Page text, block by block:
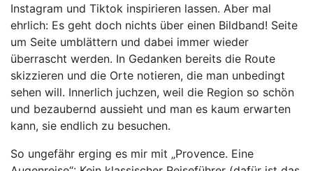
Instagram und Tiktok inspirieren lassen. Aber mal
ehrlich: Es geht doch nichts über einen Bildband! Seite
um Seite umblättern und dabei immer wieder
überrascht werden. In Gedanken bereits die Route
skizzieren und die Orte notieren, die man unbedingt
sehen will. Innerlich juchzen, weil die Region so schön
und bezaubernd aussieht und man es kaum erwarten
kann, sie endlich zu besuchen.
So ungefähr erging es mir mit „Provence. Eine